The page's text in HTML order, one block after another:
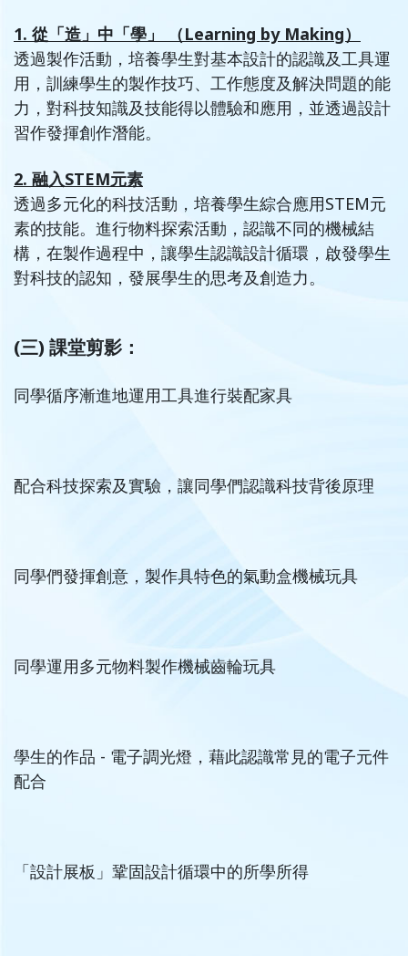
1. 從「造」中「學」 （Learning by Making）
透過製作活動，培養學生對基本設計的認識及工具運
用，訓練學生的製作技巧、工作態度及解決問題的能
力，對科技知識及技能得以體驗和應用，並透過設計
習作發揮創作潛能。
2. 融入STEM元素
透過多元化的科技活動，培養學生綜合應用STEM元
素的技能。進行物料探索活動，認識不同的機械結
構，在製作過程中，讓學生認識設計循環，啟發學生
對科技的認知，發展學生的思考及創造力。
(三) 課堂剪影：
同學循序漸進地運用工具進行裝配家具
配合科技探索及實驗，讓同學們認識科技背後原理
同學們發揮創意，製作具特色的氣動盒機械玩具
同學運用多元物料製作機械齒輪玩具
學生的作品 - 電子調光燈，藉此認識常見的電子元件
配合
「設計展板」鞏固設計循環中的所學所得